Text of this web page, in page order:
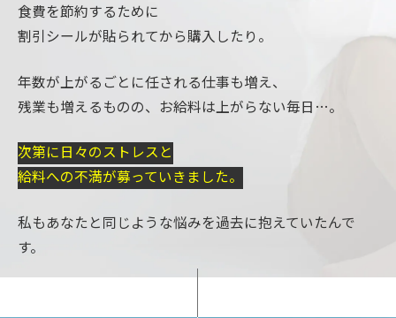
食費を節約するために
割引シールが貼られてから購入したり。
年数が上がるごとに任される仕事も増え、
残業も増えるものの、お給料は上がらない毎日…。
次第に日々のストレスと
給料への不満が募っていきました。
私もあなたと同じような悩みを過去に抱えていたんで
す。